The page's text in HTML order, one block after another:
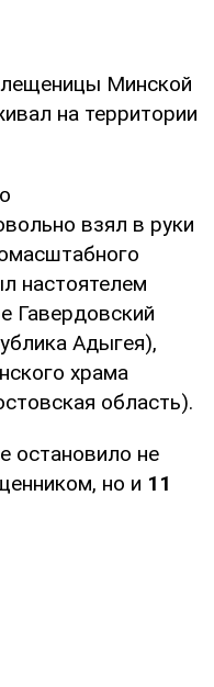
Минской
на территории
взял в руки
настоятелем
Гавердовский
Адыгея),
храма
область).
остановило не
но и 11